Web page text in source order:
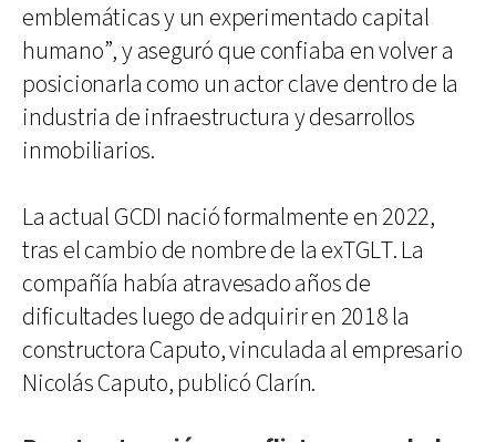
emblemáticas y un experimentado capital
humano”, y aseguró que confiaba en volver a
posicionarla como un actor clave dentro de la
industria de infraestructura y desarrollos
inmobiliarios.
La actual GCDI nació formalmente en 2022,
tras el cambio de nombre de la exTGLT. La
compañía había atravesado años de
dificultades luego de adquirir en 2018 la
constructora Caputo, vinculada al empresario
Nicolás Caputo, publicó Clarín.